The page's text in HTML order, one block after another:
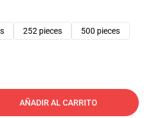
252 pieces
500 pieces
AÑADIR AL CARRITO